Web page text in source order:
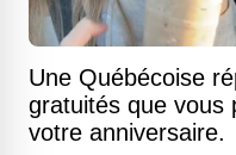
Une Québécoise
gratuités que vous
votre anniversaire.